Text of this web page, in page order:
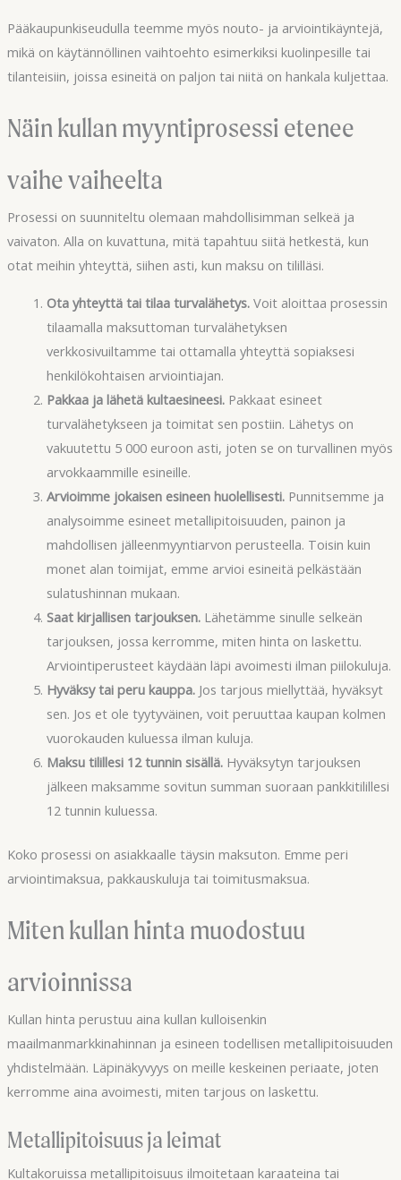
Pääkaupunkiseudulla teemme myös nouto- ja arviointikäyntejä,
mikä on käytännöllinen vaihtoehto esimerkiksi kuolinpesille tai
tilanteisiin, joissa esineitä on paljon tai niitä on hankala kuljettaa.
Näin kullan myyntiprosessi etenee
vaihe vaiheelta
Prosessi on suunniteltu olemaan mahdollisimman selkeä ja
vaivaton. Alla on kuvattuna, mitä tapahtuu siitä hetkestä, kun
otat meihin yhteyttä, siihen asti, kun maksu on tililläsi.
Ota yhteyttä tai tilaa turvalähetys.Voit aloittaa prosessin
tilaamalla maksuttoman turvalähetyksen
verkkosivuiltamme tai ottamalla yhteyttä sopiaksesi
henkilökohtaisen arviointiajan.
Pakkaa ja lähetä kultaesineesi.Pakkaat esineet
turvalähetykseen ja toimitat sen postiin. Lähetys on
vakuutettu 5 000 euroon asti, joten se on turvallinen myös
arvokkaammille esineille.
Arvioimme jokaisen esineen huolellisesti.Punnitsemme ja
analysoimme esineet metallipitoisuuden, painon ja
mahdollisen jälleenmyyntiarvon perusteella. Toisin kuin
monet alan toimijat, emme arvioi esineitä pelkästään
sulatushinnan mukaan.
Saat kirjallisen tarjouksen.Lähetämme sinulle selkeän
tarjouksen, jossa kerromme, miten hinta on laskettu.
Arviointiperusteet käydään läpi avoimesti ilman piilokuluja.
Hyväksy tai peru kauppa.Jos tarjous miellyttää, hyväksyt
sen. Jos et ole tyytyväinen, voit peruuttaa kaupan kolmen
vuorokauden kuluessa ilman kuluja.
Maksu tilillesi 12 tunnin sisällä.Hyväksytyn tarjouksen
jälkeen maksamme sovitun summan suoraan pankkitilillesi
12 tunnin kuluessa.
Koko prosessi on asiakkaalle täysin maksuton. Emme peri
arviointimaksua, pakkauskuluja tai toimitusmaksua.
Miten kullan hinta muodostuu
arvioinnissa
Kullan hinta perustuu aina kullan kulloisenkin
maailmanmarkkinahinnan ja esineen todellisen metallipitoisuuden
yhdistelmään. Läpinäkyvyys on meille keskeinen periaate, joten
kerromme aina avoimesti, miten tarjous on laskettu.
Metallipitoisuus ja leimat
Kultakoruissa metallipitoisuus ilmoitetaan karaateina tai